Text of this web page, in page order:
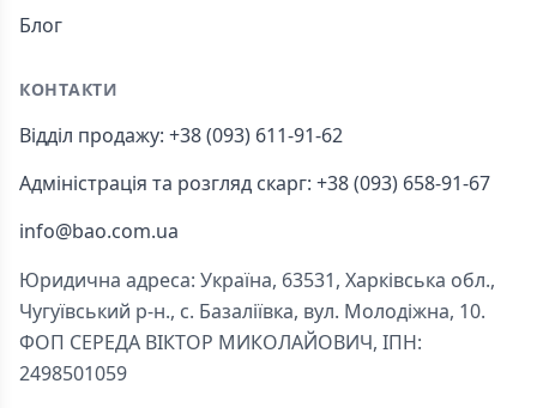
Блог
КОНТАКТИ
Відділ продажу: +38 (093) 611-91-62
Адміністрація та розгляд скарг: +38 (093) 658-91-67
info@bao.com.ua
Юридична адреса: Україна, 63531, Харківська обл.,
Чугуївський р-н., с. Базаліївка, вул. Молодіжна, 10.
ФОП СЕРЕДА ВІКТОР МИКОЛАЙОВИЧ, ІПН:
2498501059